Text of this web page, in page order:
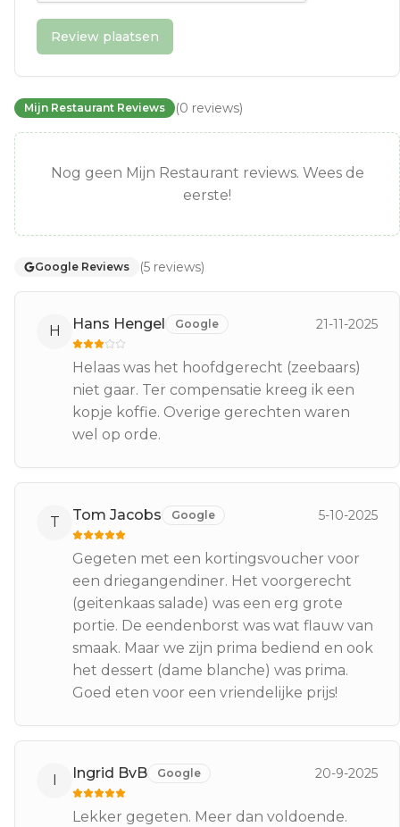
Review plaatsen
Mijn Restaurant Reviews (0 reviews)
Nog geen Mijn Restaurant reviews. Wees de
eerste!
Google Reviews (5 reviews)
H Hans Hengel Google 21-11-2025
Helaas was het hoofdgerecht (zeebaars)
niet gaar. Ter compensatie kreeg ik een
kopje koffie. Overige gerechten waren
wel op orde.
T Tom Jacobs Google 5-10-2025
Gegeten met een kortingsvoucher voor
een driegangendiner. Het voorgerecht
(geitenkaas salade) was een erg grote
portie. De eendenborst was wat flauw van
smaak. Maar we zijn prima bediend en ook
het dessert (dame blanche) was prima.
Goed eten voor een vriendelijke prijs!
Ingrid BvB Google 20-9-2025
Lekker gegeten. Meer dan voldoende.